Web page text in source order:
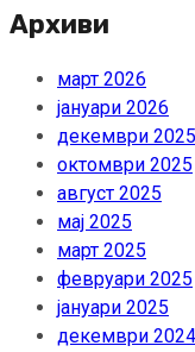
Архиви
март 2026
јануари 2026
декември 2025
октомври 2025
август 2025
мај 2025
март 2025
февруари 2025
јануари 2025
декември 2024